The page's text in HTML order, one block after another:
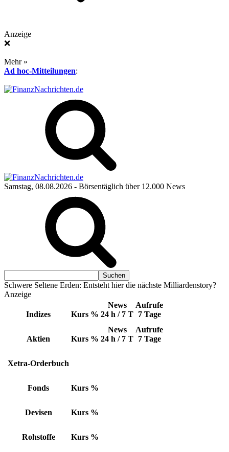
Anzeige
❌
Mehr »
Ad hoc-Mitteilungen:
Samstag, 08.08.2026 - Börsentäglich über 12.000 News
Schwere Seltene Erden: Entsteht hier die nächste Milliardenstory?
Anzeige
Indizes Kurs %
News
24 h / 7 T
Aufrufe
7 Tage
Aktien Kurs %
News
24 h / 7 T
Aufrufe
7 Tage
Xetra-Orderbuch
Fonds Kurs %
Devisen Kurs %
Rohstoffe Kurs %